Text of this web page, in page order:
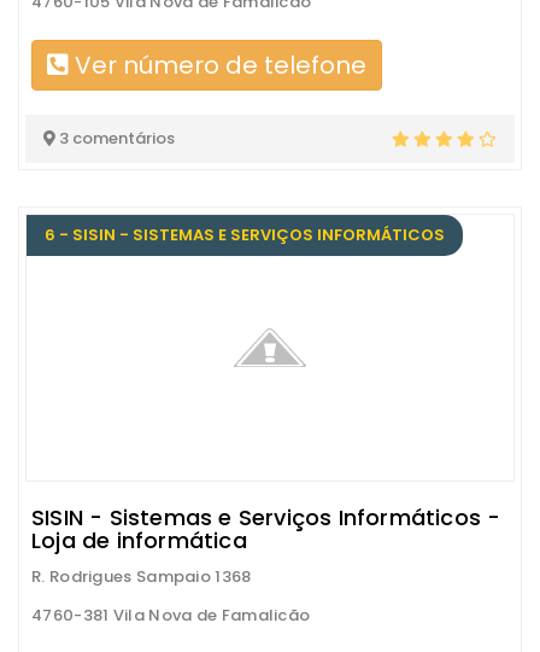
Ver número de telefone
3 comentários
6 - SISIN - SISTEMAS E SERVIÇOS INFORMÁTICOS
SISIN - Sistemas e Serviços Informáticos -
Loja de informática
R. Rodrigues Sampaio 1368
4760-381 Vila Nova de Famalicão